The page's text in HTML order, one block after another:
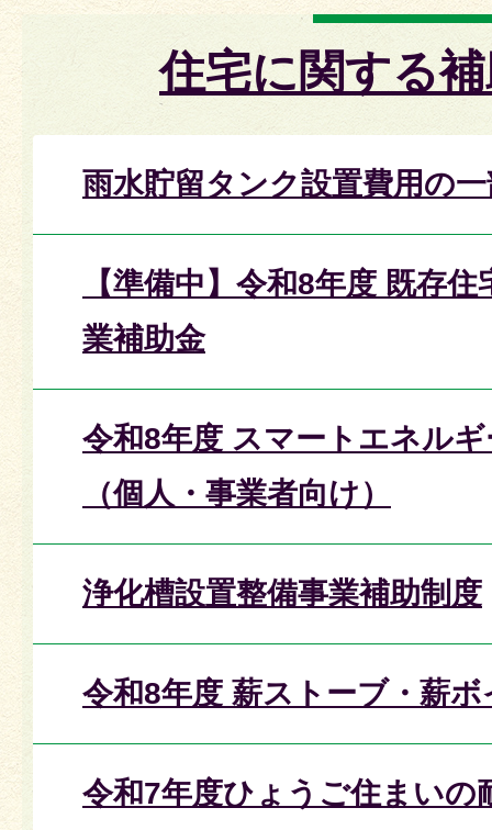
住宅に関する
雨水貯留タンク設置費用の
【準備中】令和8年度 既存
業補助金
令和8年度 スマートエネル
（個人・事業者向け）
浄化槽設置整備事業補助制度
令和8年度 薪ストーブ・薪
令和7年度ひょうご住まいの